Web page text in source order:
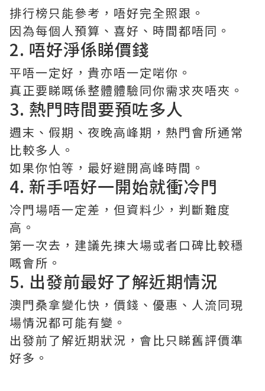
排行榜只能參考，唔好完全照跟。
因為每個人預算、喜好、時間都唔同。
2. 唔好淨係睇價錢
平唔一定好，貴亦唔一定啱你。
真正要睇嘅係整體體驗同你需求夾唔夾。
3. 熱門時間要預咗多人
週末、假期、夜晚高峰期，熱門會所通常
比較多人。
如果你怕等，最好避開高峰時間。
4. 新手唔好一開始就衝冷門
冷門場唔一定差，但資料少，判斷難度
高。
第一次去，建議先揀大場或者口碑比較穩
嘅會所。
5. 出發前最好了解近期情況
澳門桑拿變化快，價錢、優惠、人流同現
場情況都可能有變。
出發前了解近期狀況，會比只睇舊評價準
好多。